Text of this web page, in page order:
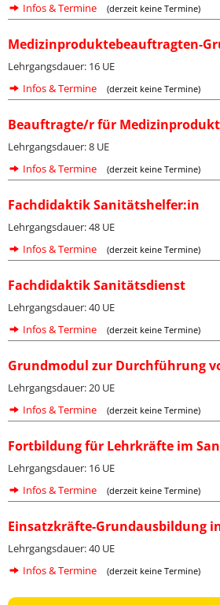
Infos & Termine
(derzeit keine Termine)
Medizinproduktebeauftragten-
Lehrgangsdauer: 16 UE
Infos & Termine
(derzeit keine Termine)
Beauftragte/r für
Lehrgangsdauer: 8 UE
Infos & Termine
(derzeit keine Termine)
Fachdidaktik Sanitätshelfer:in
Lehrgangsdauer: 48 UE
Infos & Termine
(derzeit keine Termine)
Fachdidaktik Sanitätsdienst
Lehrgangsdauer: 40 UE
Infos & Termine
(derzeit keine Termine)
Grundmodul zur Durchführung
Lehrgangsdauer: 20 UE
Infos & Termine
(derzeit keine Termine)
Fortbildung für Lehrkräfte im
Lehrgangsdauer: 16 UE
Infos & Termine
(derzeit keine Termine)
Einsatzkräfte-Grundausbildung
Lehrgangsdauer: 40 UE
Infos & Termine
(derzeit keine Termine)